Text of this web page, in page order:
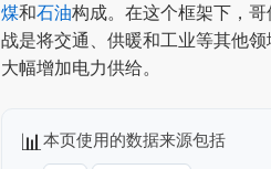
煤和石油构成。在这个框架下，
战是将交通、供暖和工业等其他
大幅增加电力供给。
📊 本页使用的数据来源包括